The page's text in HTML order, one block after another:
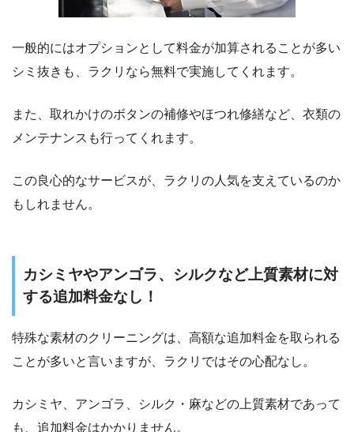
一般的にはオプションとして料金が加算されることが多い
シミ抜きも、ラクリなら無料で実施してくれます。
また、取れかけのボタンの補修やほつれ修繕など、衣類の
メンテナンスも行ってくれます。
この良心的なサービスが、ラクリの人気を支えているのか
もしれません。
カシミヤやアンゴラ、シルクなど上質素材に対
する追加料金なし！
特殊な素材のクリーニングは、高額な追加料金を取られる
ことが多いと言いますが、ラクリではその心配なし。
カシミヤ、アンゴラ、シルク・麻などの上質素材であって
も、追加料金はかかりません。